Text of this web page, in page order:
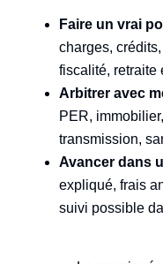
Faire un vrai
charges,
fiscalité, retraite
Arbitrer avec
PER,
transmission,
Avancer dans
expliqué, frais
suivi possible